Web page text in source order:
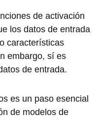
de activación
los datos de entrada
características
embargo, sí es
de entrada.
es un paso esencial
de modelos de